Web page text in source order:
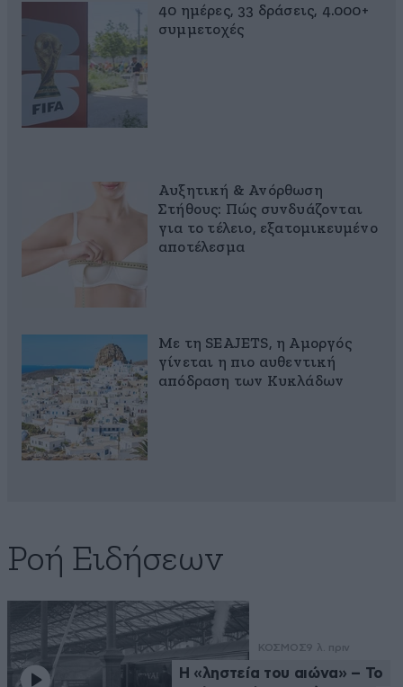
40 ημέρες, 33 δράσεις, 4.000+
συμμετοχές
Αυξητική & Ανόρθωση
Στήθους: Πώς συνδυάζονται
για το τέλειο, εξατομικευμένο
αποτέλεσμα
Με τη SEAJETS, η Αμοργός
γίνεται η πιο αυθεντική
απόδραση των Κυκλάδων
Ροή Ειδήσεων
ΚΟΣΜΟΣ9 λ. πριν
Η «ληστεία του αιώνα» – Το